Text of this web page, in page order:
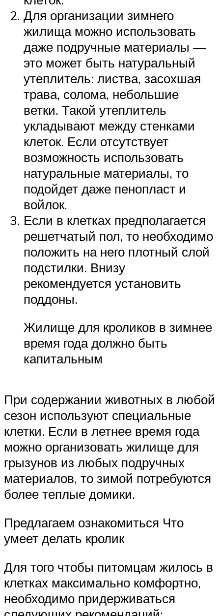
Для организации зимнего
жилища можно использовать
даже подручные материалы —
это может быть натуральный
утеплитель: листва, засохшая
трава, солома, небольшие
ветки. Такой утеплитель
укладывают между стенками
клеток. Если отсутствует
возможность использовать
натуральные материалы, то
подойдет даже пенопласт и
войлок.
Если в клетках предполагается
решетчатый пол, то необходимо
положить на него плотный слой
подстилки. Внизу
рекомендуется установить
поддоны.
Жилище для кроликов в зимнее
время года должно быть
капитальным
При содержании животных в любой
сезон используют специальные
клетки. Если в летнее время года
можно организовать жилище для
грызунов из любых подручных
материалов, то зимой потребуются
более теплые домики.
Предлагаем ознакомиться Что
умеет делать кролик
Для того чтобы питомцам жилось в
клетках максимально комфортно,
необходимо придерживаться